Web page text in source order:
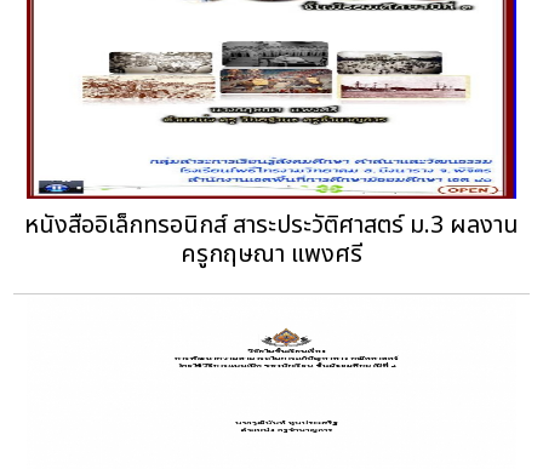
หนังสืออิเล็กทรอนิกส์ สาระประวัติศาสตร์ ม.3 ผลงาน
ครูกฤษณา แพงศรี